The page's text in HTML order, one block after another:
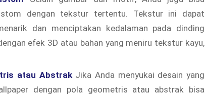
dengan tekstur tertentu. Tekstur ini dapat
dan menciptakan kedalaman pada dinding
efek 3D atau bahan yang meniru tekstur kayu,
atau AbstrakJika Anda menyukai desain yang
dengan pola geometris atau abstrak bisa